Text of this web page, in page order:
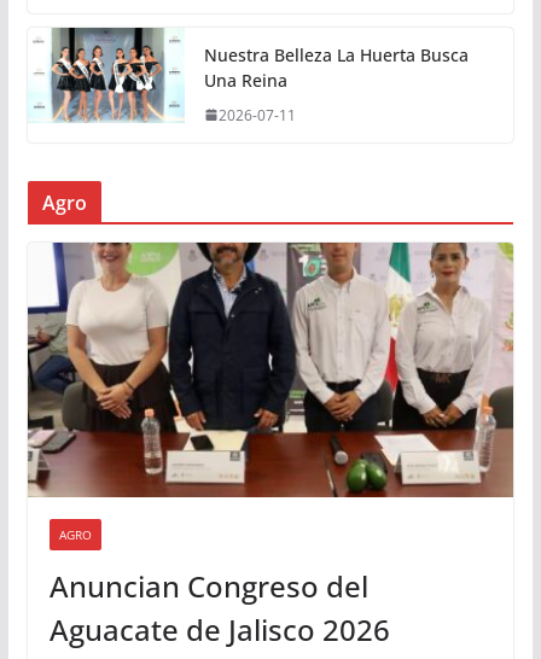
Nuestra Belleza La Huerta Busca
Una Reina
2026-07-11
Agro
AGRO
Anuncian Congreso del
Aguacate de Jalisco 2026